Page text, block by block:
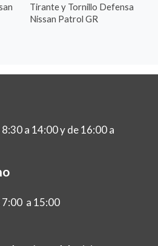
Tirante y Tornillo Defensa
Nissan Patrol GR
a 14:00 y de 16:00 a
7:00 a 15:00